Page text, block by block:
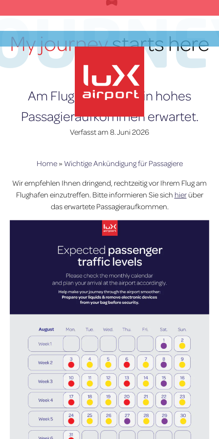
Inhalt
springen
lux-Airport
My journeystarts here
Am Flughafen wird ein hohes
Passagieraufkommen erwartet.
Verfasst am 8. Juni 2026
Home» Wichtige Ankündigung für Passagiere
Wir empfehlen Ihnen dringend, rechtzeitig vor Ihrem Flug am
Flughafen einzutreffen. Bitte informieren Sie sich hierüber
das erwartete Passagieraufkommen.